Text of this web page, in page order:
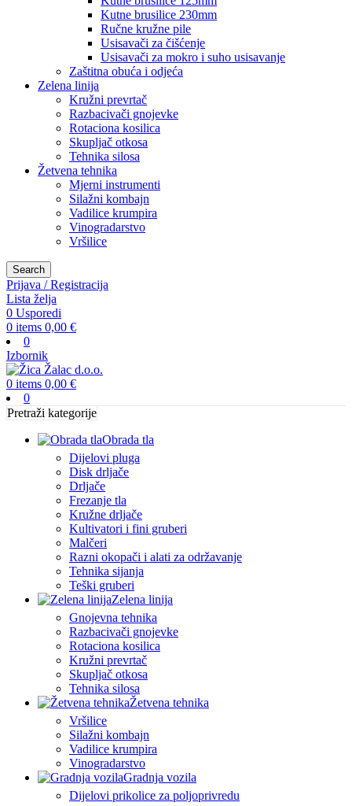
Kutne brusilice 230mm
Ručne kružne pile
Usisavači za čišćenje
Usisavači za mokro i suho usisavanje
Zaštitna obuća i odjeća
Zelena linija
Kružni prevrtač
Razbacivači gnojevke
Rotaciona kosilica
Skupljač otkosa
Tehnika silosa
Žetvena tehnika
Mjerni instrumenti
Silažni kombajn
Vadilice krumpira
Vinogradarstvo
Vršilice
Search
Prijava / Registracija
Lista želja
0 Usporedi
0 items 0,00 €
0
Izbornik
0 items 0,00 €
0
Pretraži kategorije
Obrada tla
Dijelovi pluga
Disk drljače
Drljače
Frezanje tla
Kružne drljače
Kultivatori i fini gruberi
Malčeri
Razni okopači i alati za održavanje
Tehnika sijanja
Teški gruberi
Zelena linija
Gnojevna tehnika
Razbacivači gnojevke
Rotaciona kosilica
Kružni prevrtač
Skupljač otkosa
Tehnika silosa
Žetvena tehnika
Vršilice
Silažni kombajn
Vadilice krumpira
Vinogradarstvo
Gradnja vozila
Dijelovi prikolice za poljoprivredu